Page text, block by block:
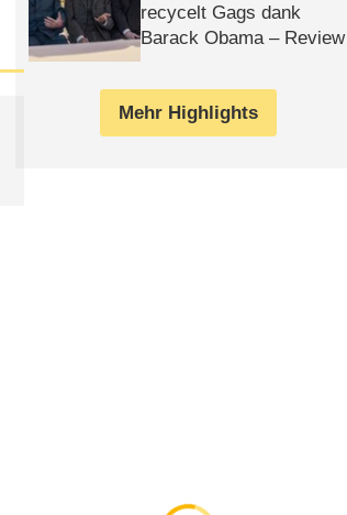
recycelt Gags dank
Barack Obama – Review
Mehr Highlights